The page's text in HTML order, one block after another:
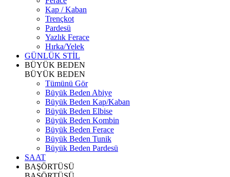
Kap / Kaban
Trençkot
Pardesü
Yazlık Ferace
Hırka/Yelek
GÜNLÜK STİL
BÜYÜK BEDEN
BÜYÜK BEDEN
Tümünü Gör
Büyük Beden Abiye
Büyük Beden Kap/Kaban
Büyük Beden Elbise
Büyük Beden Kombin
Büyük Beden Ferace
Büyük Beden Tunik
Büyük Beden Pardesü
SAAT
BAŞÖRTÜSÜ